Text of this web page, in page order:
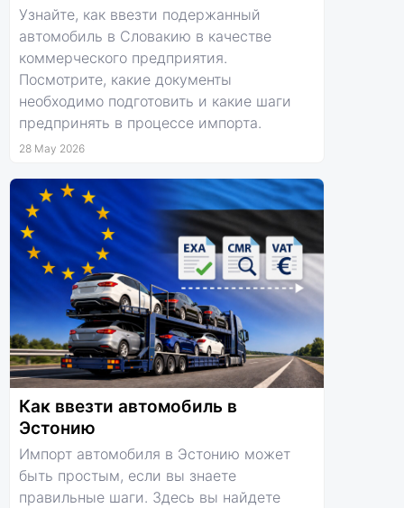
Узнайте, как ввезти подержанный
автомобиль в Словакию в качестве
коммерческого предприятия.
Посмотрите, какие документы
необходимо подготовить и какие шаги
предпринять в процессе импорта.
28 May 2026
Как ввезти автомобиль в
Эстонию
Импорт автомобиля в Эстонию может
быть простым, если вы знаете
правильные шаги. Здесь вы найдете